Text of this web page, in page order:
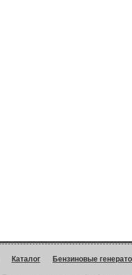
Каталог Бензиновые